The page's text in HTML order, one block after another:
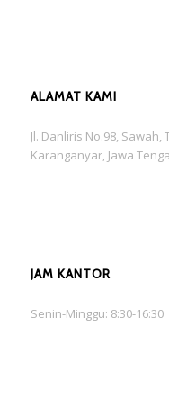
ALAMAT KAMI
Jl. Danliris No.98,
Karanganyar, Jawa
JAM KANTOR
Senin-Minggu: 8:30-16:30